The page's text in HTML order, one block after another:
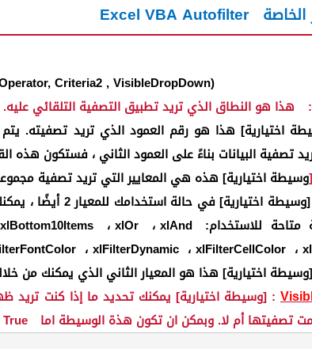
الخاصة Excel VBA Autofilter
Criteria2 , VisibleDropDown)
: هذا هو النطاق الذي تريد تطبيق التصفية التلقائي عليه.
اختيارية] هذا هو رقم العمود الذي تريد تصفيته.
تصفية البيانات بناءً على العمود الثاني ، فستكون هذه
[وسيطة اختيارية] هذه هي المعايير التي تريد تصفية مجموعة
[وسيطة اختيارية]
متاحة للاستخدام:
xlAnd ، xlOr ، xlBottom10Items
، xlFilterCellColor ، xlFilterDynamic ،
[وسيطة اختيارية] هذا هو المعيار الثاني الذي يمكنك من
: [وسيطة اختيارية] يمكنك تحديد ما إذا كنت تريد
تصفيتها أم لا. وبمكن ان تكون هذة الوسيطة اما
True